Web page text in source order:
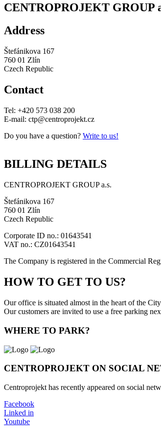
CENTROPROJEKT GROUP
Address
Štefánikova 167
760 01 Zlín
Czech Republic
Contact
Tel: +420 573 038 200
E-mail: ctp@centroprojekt.cz
Do you have a question? Write to us!
BILLING DETAILS
CENTROPROJEKT GROUP a.s.
Štefánikova 167
760 01 Zlín
Czech Republic
Corporate ID no.: 01643541
VAT no.: CZ01643541
The Company is registered in the Commercial
HOW TO GET TO US?
Our office is situated almost in the heart of the
Our customers are invited to use a free parking
WHERE TO PARK?
CENTROPROJEKT ON SOCIAL
Centroprojekt has recently appeared on social
Facebook
Linked in
Youtube